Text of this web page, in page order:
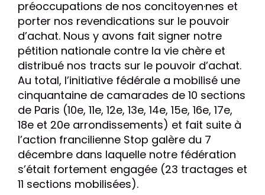
préoccupations de nos concitoyen·nes et
porter nos revendications sur le pouvoir
d’achat. Nous y avons fait signer notre
pétition nationale contre la vie chère et
distribué nos tracts sur le pouvoir d’achat.
Au total, l’initiative fédérale a mobilisé une
cinquantaine de camarades de 10 sections
de Paris (10e, 11e, 12e, 13e, 14e, 15e, 16e, 17e,
18e et 20e arrondissements) et fait suite à
l’action francilienne Stop galère du 7
décembre dans laquelle notre fédération
s’était fortement engagée (23 tractages et
11 sections mobilisées).